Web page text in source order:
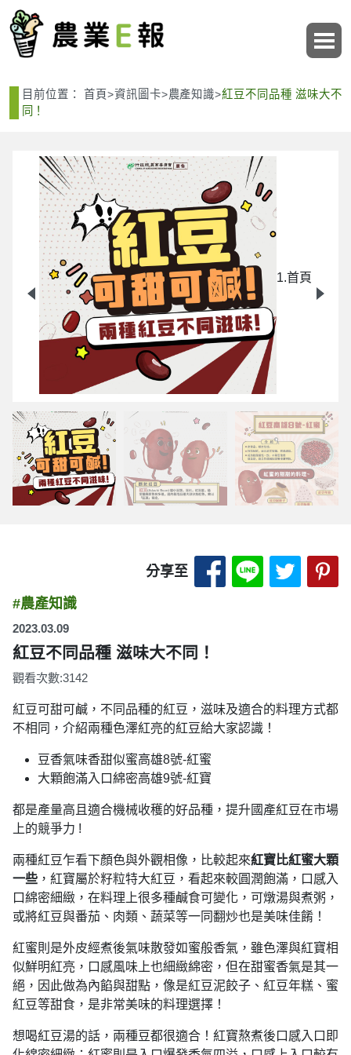
目前位置：首頁>資訊圖卡>農產知識>紅豆不同品種 滋味大不
同！
1.首頁
分享至 分享至 Facebook-
分享至分享
#農產知識
2023.03.09
紅豆不同品種 滋味大不同！
觀看次數:3142
紅豆可甜可鹹，不同品種的紅豆，滋味及適合的料理方式都
不相同，介紹兩種色澤紅亮的紅豆給大家認識！
豆香氣味香甜似蜜高雄8號-紅蜜
大顆飽滿入口綿密高雄9號-紅寶
都是產量高且適合機械收穫的好品種，提升國產紅豆在市場
上的競爭力 !
兩種紅豆乍看下顏色與外觀相像，比較起來紅寶比紅蜜大顆
一些 ，紅寶屬於籽粒特大紅豆，看起來較圓潤飽滿，口感入
口綿密細緻，在料理上很多種鹹食可變化，可燉湯與煮粥，
或將紅豆與番茄、肉類、蔬菜等一同翻炒也是美味佳餚！
紅蜜則是外皮經煮後氣味散發如蜜般香氣，雖色澤與紅寶相
似鮮明紅亮，口感風味上也細緻綿密，但在甜蜜香氣是其一
絕，因此做為內餡與甜點，像是紅豆泥餃子、紅豆年糕、蜜
紅豆等甜食，是非常美味的料理選擇！
想喝紅豆湯的話，兩種豆都很適合！紅寶熬煮後口感入口即